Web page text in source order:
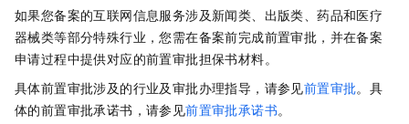
如果您备案的互联网信息服务涉及新闻类、出版类、药品和医疗
器械类等部分特殊行业，您需在备案前完成前置审批，并在备案
申请过程中提供对应的前置审批担保书材料。
具体前置审批涉及的行业及审批办理指导，请参见前置审批。 具
体的前置审批承诺书，请参见前置审批承诺书。